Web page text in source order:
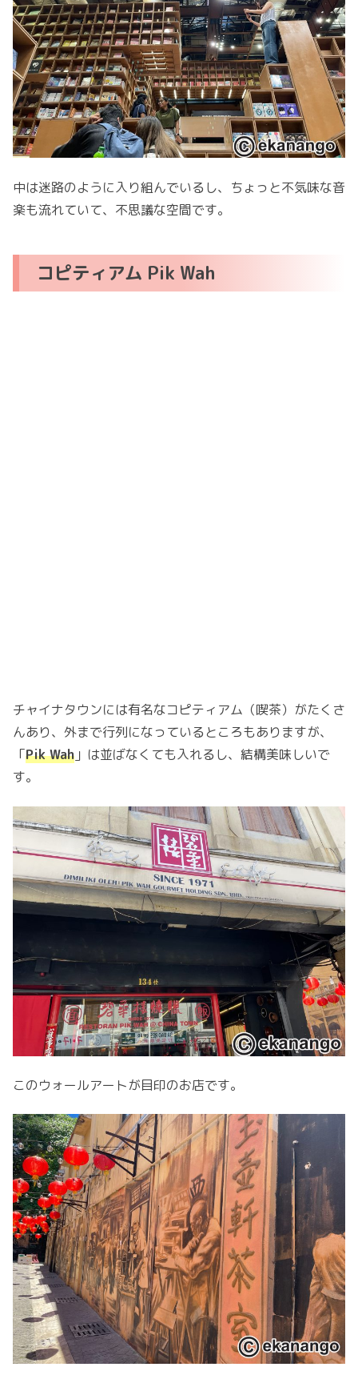
中は迷路のように入り組んでいるし、ちょっと不気味な音
楽も流れていて、不思議な空間です。
コピティアム Pik Wah
チャイナタウンには有名なコピティアム（喫茶）がたくさ
んあり、外まで行列になっているところもありますが、
「Pik Wah 」は並ばなくても入れるし、結構美味しいで
す。
このウォールアートが目印のお店です。